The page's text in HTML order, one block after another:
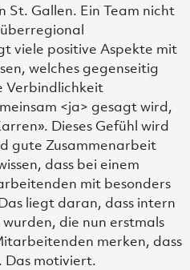
St. Gallen. Ein Team nicht
viele positive Aspekte mit
welches gegenseitig
Verbindlichkeit
<ja> gesagt wird,
Dieses Gefühl wird
gute Zusammenarbeit
dass bei einem
mit besonders
liegt daran, dass intern
die nun erstmals
merken, dass
motiviert.